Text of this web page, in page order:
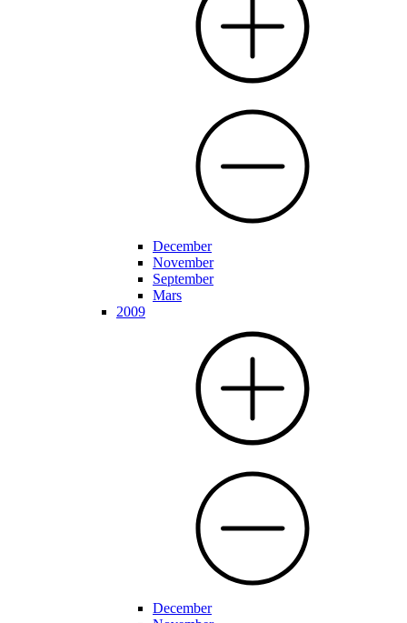
December
November
September
Mars
2009
December